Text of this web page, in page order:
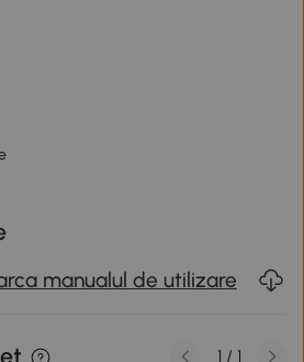
manualul de utilizare
1 / 1